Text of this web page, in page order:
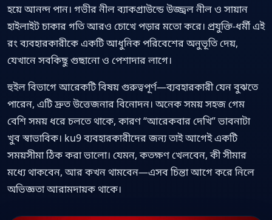
হয়ে আনন্দ পান। গভীর নীল ব্যাকগ্রাউন্ডে উজ্জ্বল নীল ও সায়ান
হাইলাইট চাকার গতি আরও চোখে পড়ার মতো করে। প্রযুক্তি-ধর্মী এই
রং ব্যবহারকারীকে একটি আধুনিক পরিবেশের অনুভূতি দেয়,
যেখানে সবকিছু গুছানো ও পেশাদার লাগে।
হুইল বিভাগে আরেকটি বিষয় গুরুত্বপূর্ণ—ব্যবহারকারী যেন বুঝতে
পারেন, এটি দ্রুত উত্তেজনার বিনোদন। অনেক সময় সহজ গেম
বেশি সময় ধরে চলতে থাকে, কারণ “আরেকবার দেখি” ভাবনাটা
খুব স্বাভাবিক। ku9 ব্যবহারকারীদের জন্য তাই আগেই একটি
সময়সীমা ঠিক করা ভালো। যেমন, কতক্ষণ খেলবেন, কী সীমার
মধ্যে থাকবেন, আর কখন থামবেন—এসব চিন্তা আগে করে নিলে
অভিজ্ঞতা আরামদায়ক থাকে।